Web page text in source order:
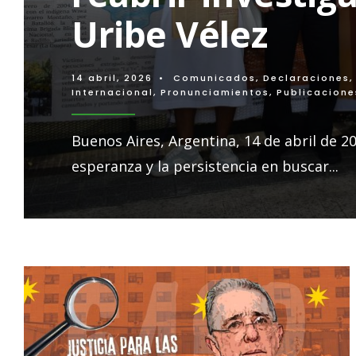
Uribe Vélez
14 abril, 2026 • Comunicados, Declaraciones,
Internacional, Pronunciamientos,
Buenos Aires, Argentina, 14 de abril de
esperanza y la persistencia en buscar...